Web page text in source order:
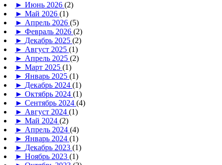
► Июнь 2026 (2)
► Май 2026 (1)
► Апрель 2026 (5)
► Февраль 2026 (2)
► Декабрь 2025 (2)
► Август 2025 (1)
► Апрель 2025 (2)
► Март 2025 (1)
► Январь 2025 (1)
► Декабрь 2024 (1)
► Октябрь 2024 (1)
► Сентябрь 2024 (4)
► Август 2024 (1)
► Май 2024 (2)
► Апрель 2024 (4)
► Январь 2024 (1)
► Декабрь 2023 (1)
► Ноябрь 2023 (1)